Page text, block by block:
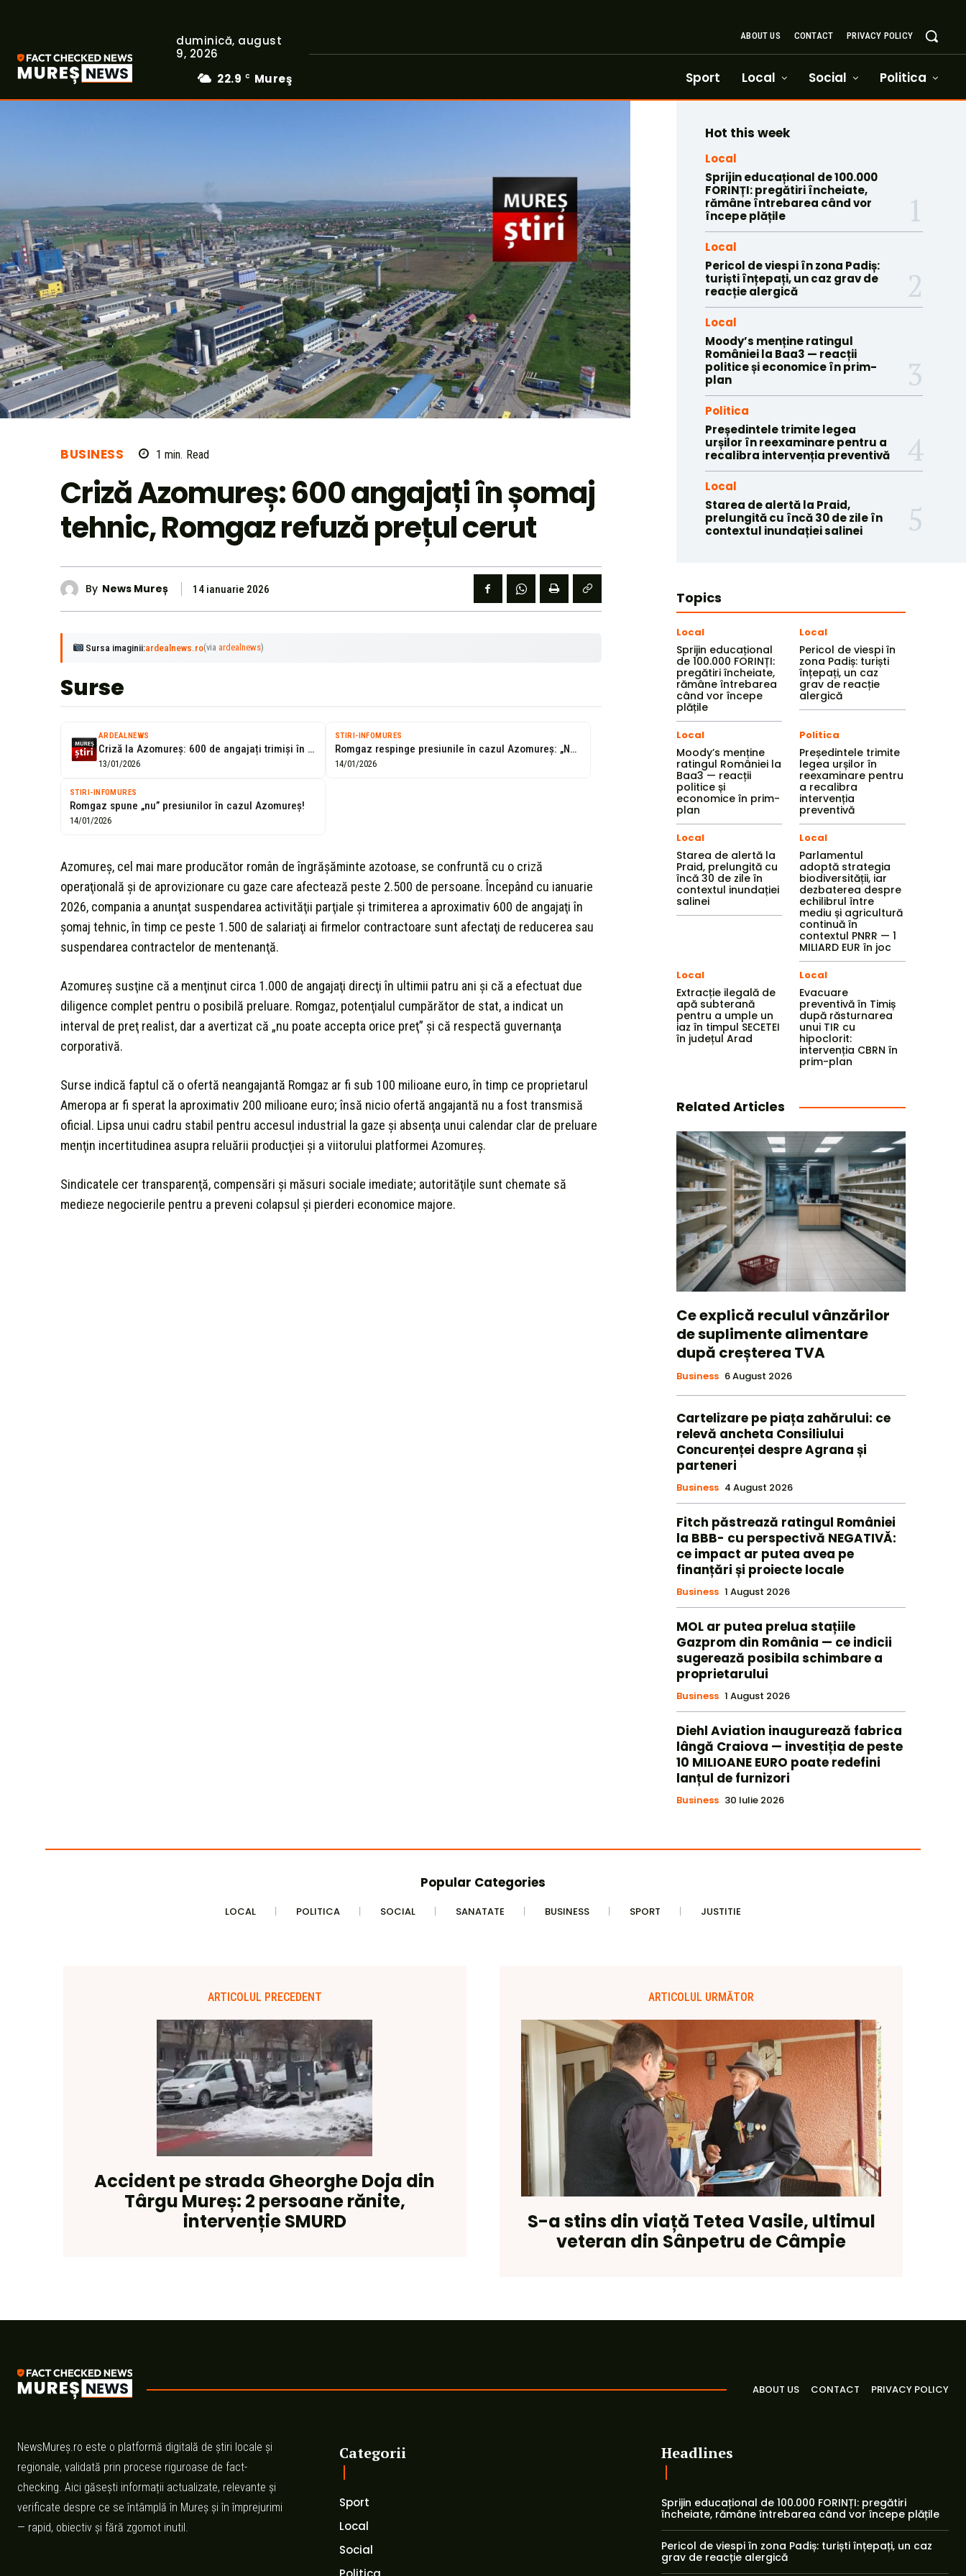
duminică, august
9, 2026
22.9 C Mureş
ABOUT US CONTACT PRIVACY POLICY
Sport Local Social Politica
BUSINESS 1 min. Read
Criză Azomureș: 600 angajați în șomaj
tehnic, Romgaz refuză prețul cerut
By News Mureș 14 ianuarie 2026
Sursa imaginii:ardealnews.ro(via ardealnews)
Surse
ARDEALNEWS
Criză la Azomureș: 600 de angajați trimiși în șomaj tehnic!
13/01/2026
STIRI-INFOMURES
Romgaz respinge presiunile în cazul Azomureș: „Nu putem accepta orice preț”
14/01/2026
STIRI-INFOMURES
Romgaz spune „nu” presiunilor în cazul Azomureș!
14/01/2026
Azomureş, cel mai mare producător român de îngrăşăminte azotoase, se confruntă cu o criză
operaţională şi de aprovizionare cu gaze care afectează peste 2.500 de persoane. Începând cu ianuarie
2026, compania a anunţat suspendarea activităţii parţiale şi trimiterea a aproximativ 600 de angajaţi în
şomaj tehnic, în timp ce peste 1.500 de salariaţi ai firmelor contractoare sunt afectaţi de reducerea sau
suspendarea contractelor de mentenanţă.
Azomureş susţine că a menţinut circa 1.000 de angajaţi direcţi în ultimii patru ani şi că a efectuat due
diligence complet pentru o posibilă preluare. Romgaz, potenţialul cumpărător de stat, a indicat un
interval de preţ realist, dar a avertizat că „nu poate accepta orice preţ” şi că respectă guvernanţa
corporativă.
Surse indică faptul că o ofertă neangajantă Romgaz ar fi sub 100 milioane euro, în timp ce proprietarul
Ameropa ar fi sperat la aproximativ 200 milioane euro; însă nicio ofertă angajantă nu a fost transmisă
oficial. Lipsa unui cadru stabil pentru accesul industrial la gaze şi absenţa unui calendar clar de preluare
menţin incertitudinea asupra reluării producţiei şi a viitorului platformei Azomureş.
Sindicatele cer transparenţă, compensări şi măsuri sociale imediate; autorităţile sunt chemate să
medieze negocierile pentru a preveni colapsul şi pierderi economice majore.
Hot this week
Local
Sprijin educațional de 100.000
FORINȚI: pregătiri încheiate,
rămâne întrebarea când vor
începe plățile
Local
Pericol de viespi în zona Padiș:
turiști înțepați, un caz grav de
reacție alergică
Local
Moody’s menține ratingul
României la Baa3 — reacții
politice și economice în prim-
plan
Politica
Președintele trimite legea
urșilor în reexaminare pentru a
recalibra intervenția preventivă
Local
Starea de alertă la Praid,
prelungită cu încă 30 de zile în
contextul inundației salinei
Topics
Local
Sprijin educațional
de 100.000 FORINȚI:
pregătiri încheiate,
rămâne întrebarea
când vor începe
plățile
Local
Pericol de viespi în
zona Padiș: turiști
înțepați, un caz
grav de reacție
alergică
Local
Moody’s menține
ratingul României la
Baa3 — reacții
politice și
economice în prim-
plan
Politica
Președintele trimite
legea urșilor în
reexaminare pentru
a recalibra
intervenția
preventivă
Local
Starea de alertă la
Praid, prelungită cu
încă 30 de zile în
contextul inundației
salinei
Local
Parlamentul
adoptă strategia
biodiversității, iar
dezbaterea despre
echilibrul între
mediu și agricultură
continuă în
contextul PNRR — 1
MILIARD EUR în joc
Local
Extracție ilegală de
apă subterană
pentru a umple un
iaz în timpul SECETEI
în județul Arad
Local
Evacuare
preventivă în Timiș
după răsturnarea
unui TIR cu
hipoclorit:
intervenția CBRN în
prim-plan
Related Articles
Ce explică reculul vânzărilor
de suplimente alimentare
după creșterea TVA
Business 6 August 2026
Cartelizare pe piața zahărului: ce
relevă ancheta Consiliului
Concurenței despre Agrana și
parteneri
Business 4 August 2026
Fitch păstrează ratingul României
la BBB- cu perspectivă NEGATIVĂ:
ce impact ar putea avea pe
finanțări și proiecte locale
Business 1 August 2026
MOL ar putea prelua stațiile
Gazprom din România — ce indicii
sugerează posibila schimbare a
proprietarului
Business 1 August 2026
Diehl Aviation inaugurează fabrica
lângă Craiova — investiția de peste
10 MILIOANE EURO poate redefini
lanțul de furnizori
Business 30 Iulie 2026
Popular Categories
LOCAL POLITICA SOCIAL SANATATE BUSINESS SPORT JUSTITIE
ARTICOLUL PRECEDENT
Accident pe strada Gheorghe Doja din
Târgu Mureș: 2 persoane rănite,
intervenție SMURD
ARTICOLUL URMĂTOR
S-a stins din viață Tetea Vasile, ultimul
veteran din Sânpetru de Câmpie
ABOUT US CONTACT PRIVACY POLICY
NewsMureș.ro este o platformă digitală de știri locale și
regionale, validată prin procese riguroase de fact-
checking. Aici găsești informații actualizate, relevante și
verificate despre ce se întâmplă în Mureș și în împrejurimi
— rapid, obiectiv și fără zgomot inutil.
Categorii
Sport
Local
Social
Headlines
Sprijin educațional de 100.000 FORINȚI: pregătiri
încheiate, rămâne întrebarea când vor începe plățile
Pericol de viespi în zona Padiș: turiști înțepați, un caz
grav de reacție alergică